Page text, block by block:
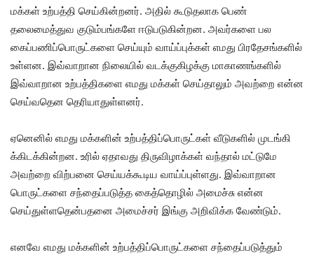
மக்கள் உற்பத்தி செய்கின்றனர். அதில் கூடுதலாக பெண்
தலைமைத்துவ குடும்பங்களே ஈடுபடுகின்றன. அவர்களை பல
கைப்பணிப்பொருட்களை செய்யும் வாய்ப்புக்கள் எமது பிரதேசங்களில்
உள்ளன. இவ்வாறான நிலையில் வடக்குகிழக்கு மாகாணங்களில்
இவ்வாறான உற்பத்திகளை எமது மக்கள் செய்தாலும் அவற்றை என்ன
செய்வதென தெரியாதுள்ளனர்.
ஏனெனில் எமது மக்களின் உற்பத்திப்பொருட்கள் வீடுகளில் முடங்கி
க்கிடக்கின்றன. உரில் ஏதாவது திருவிழாக்கள் வந்தால் மட்டுமே
அவற்றை விற்பனை செய்யக்கூடிய வாய்ப்புள்ளது. இவ்வாறான
பொருட்களை சந்தைப்படுத்த கைத்தொழில் அமைச்சு என்ன
செய்துள்ளதென்பதனை அமைச்சர் இங்கு அறிவிக்க வேண்டும்.
எனவே எமது மக்களின் உற்பத்திப்பொருட்களை சந்தைப்படுத்தும்